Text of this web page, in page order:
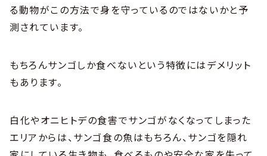
る動物がこの方法で身を守っているのではないかと予
測されています。
もちろんサンゴしか食べないという特徴にはデメリット
もあります。
白化やオニヒトデの食害でサンゴがなくなってしまった
エリアからは、サンゴ食の魚はもちろん、サンゴを隠れ